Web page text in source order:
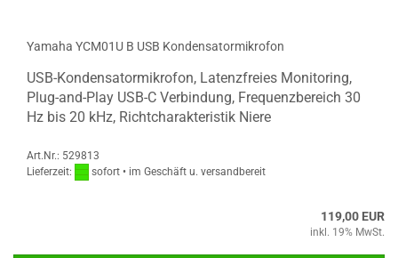
Yamaha YCM01U B USB Kondensatormikrofon
USB-Kondensatormikrofon, Latenzfreies Monitoring,
Plug-and-Play USB-C Verbindung, Frequenzbereich 30
Hz bis 20 kHz, Richtcharakteristik Niere
Art.Nr.: 529813
Lieferzeit:
sofort • im Geschäft u. versandbereit
119,00 EUR
inkl. 19% MwSt.